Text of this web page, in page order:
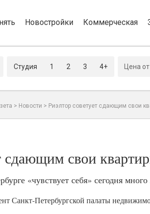
Новостройки Коммерческая
Студия 1 2 3 4+
> Новости > Риэлтор советует сдающим свои
сдающим свои
«чувствует себя» сегодня
Санкт-Петербургской палаты